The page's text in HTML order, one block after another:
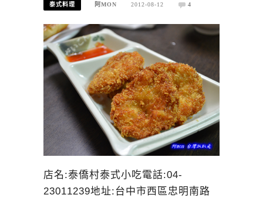
泰式料理 阿MON 2012-08-12 4
店名:泰僑村泰式小吃電話:04-
23011239地址:台中市西區忠明南路